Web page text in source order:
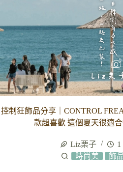
控制狂飾品分享｜CONTROL
款超喜歡 這個夏天很適
Liz栗子
1
時尚美
飾